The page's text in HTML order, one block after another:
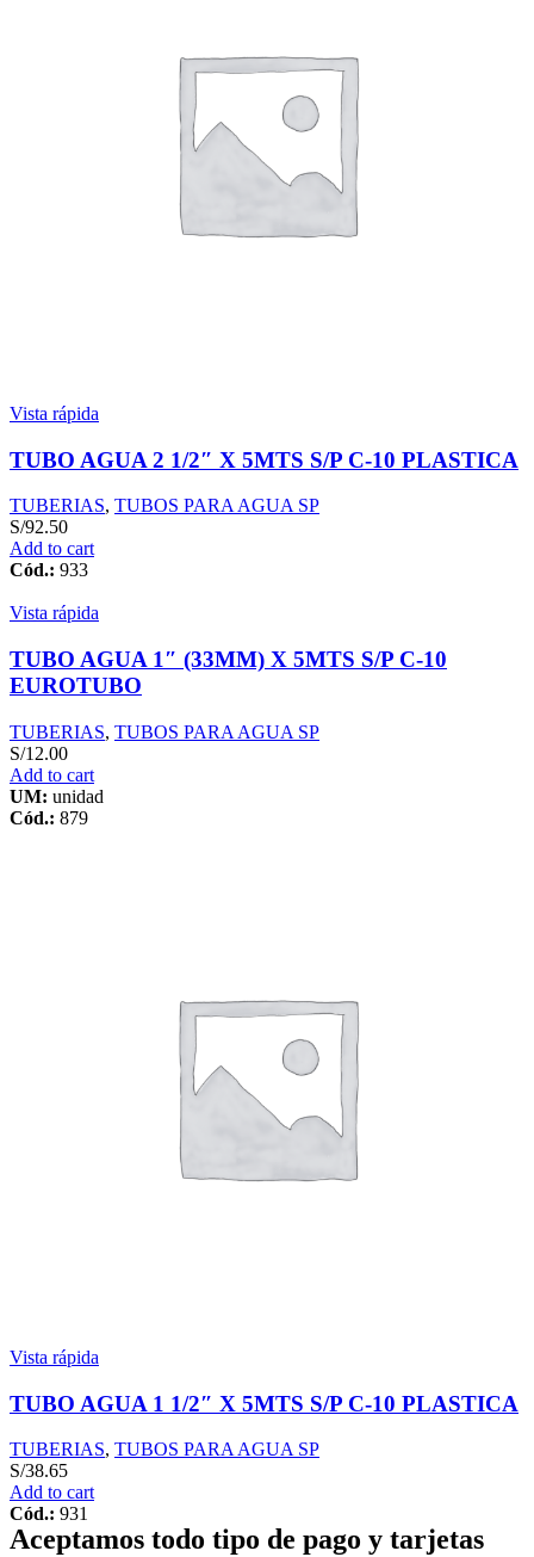
Vista rápida
TUBO AGUA 2 1/2″ X 5MTS S/P C-10 PLASTICA
TUBERIAS, TUBOS PARA AGUA SP
S/92.50
Add to cart
Cód.: 933
Vista rápida
TUBO AGUA 1″ (33MM) X 5MTS S/P C-10
EUROTUBO
TUBERIAS, TUBOS PARA AGUA SP
S/12.00
Add to cart
UM: unidad
Cód.: 879
Vista rápida
TUBO AGUA 1 1/2″ X 5MTS S/P C-10 PLASTICA
TUBERIAS, TUBOS PARA AGUA SP
S/38.65
Add to cart
Cód.: 931
Aceptamos todo tipo de pago y tarjetas